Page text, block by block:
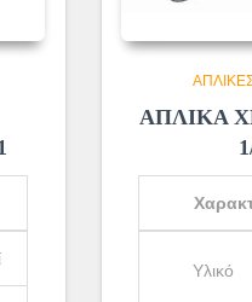
ΑΠΛΙΚΑ
Υλικό